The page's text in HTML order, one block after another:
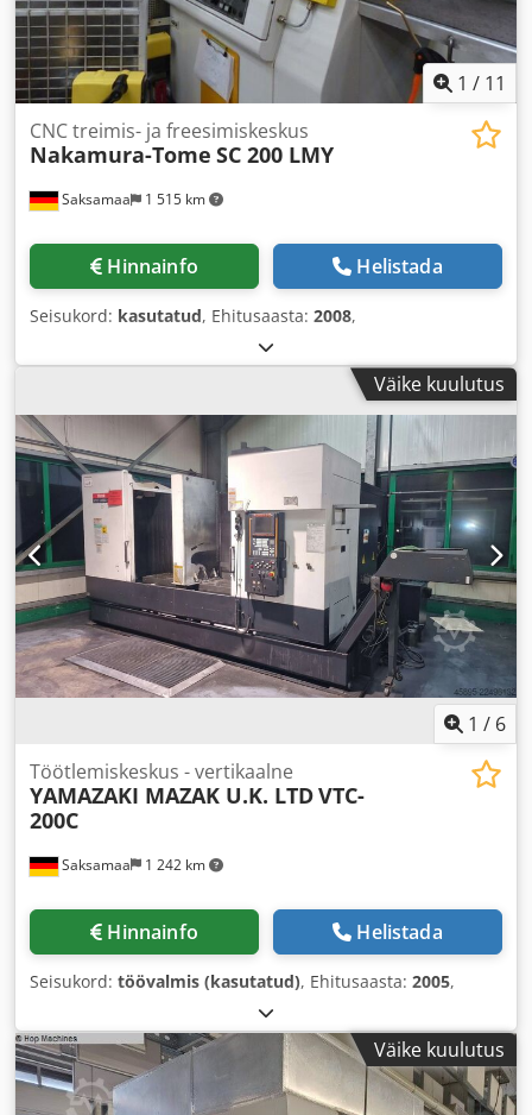
1 / 11
Saksamaa 1 515 km
CNC treimis- ja freesimiskeskus
Nakamura-Tome SC 200 LMY
Hinnainfo Helistada
Seisukord: kasutatud, Ehitusaasta: 2008,
Väike kuulutus
1 / 6
Saksamaa 1 242 km
Töötlemiskeskus - vertikaalne
YAMAZAKI MAZAK U.K. LTDVTC-
200C
Hinnainfo Helistada
Seisukord: töövalmis (kasutatud), Ehitusaasta: 2005,
Väike kuulutus